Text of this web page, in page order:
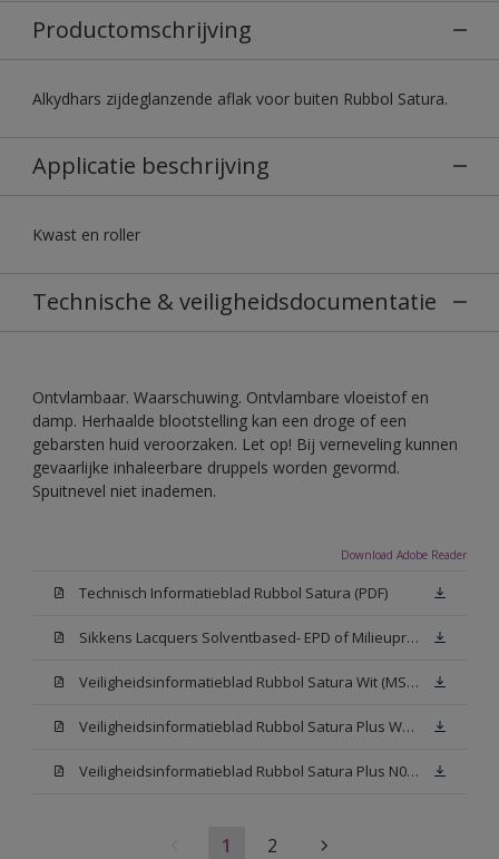
Productomschrijving
Alkydhars zijdeglanzende aflak voor buiten Rubbol Satura.
Applicatie beschrijving
Kwast en roller
Technische & veiligheidsdocumentatie
Ontvlambaar. Waarschuwing. Ontvlambare vloeistof en
damp. Herhaalde blootstelling kan een droge of een
gebarsten huid veroorzaken. Let op! Bij verneveling kunnen
gevaarlijke inhaleerbare druppels worden gevormd.
Spuitnevel niet inademen.
Download Adobe Reader
Technisch Informatieblad Rubbol Satura (PDF)
Sikkens Lacquers Solventbased- EPD of Milieuproductverklaring
Veiligheidsinformatieblad Rubbol Satura Wit (MSDS)
Veiligheidsinformatieblad Rubbol Satura Plus W05 (MSDS)
Veiligheidsinformatieblad Rubbol Satura Plus N00 (MSDS)
1 2